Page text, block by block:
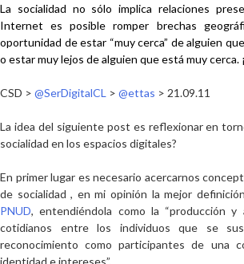
La socialidad no sólo implica relaciones
Internet es posible romper brechas
oportunidad de estar “muy cerca” de alguien
o estar muy lejos de alguien que está muy cerca.
CSD > @SerDigitalCL > @ettas > 21.09.11
La idea del siguiente post es reflexionar en
socialidad en los espacios digitales?
En primer lugar es necesario acercarnos
de socialidad , en mi opinión la mejor
PNUD, entendiéndola como la “producción y
cotidianos entre los individuos que se
reconocimiento como participantes de una
identidad e intereses”.